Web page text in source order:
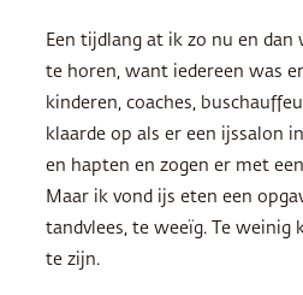
Een tijdlang at ik zo nu en dan
te horen, want iedereen was
kinderen, coaches,
klaarde op als er een ijssalon
en hapten en zogen er met
Maar ik vond ijs eten een
tandvlees, te weeïg. Te weinig
te zijn.